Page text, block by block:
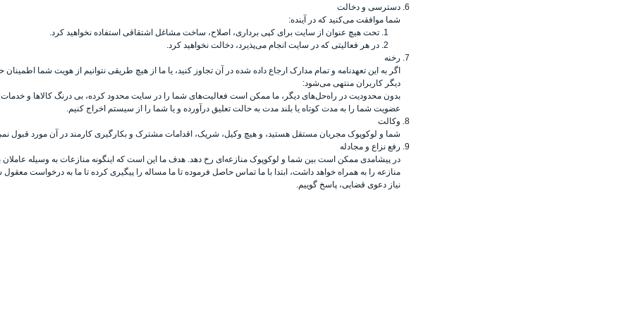
دسترسی و دخالت
شما موافقت می‌کنید که در آینده:
تحت هیچ عنوان از سایت برای کپی برداری، اصلاح، ساخت مشاغل اشتقاقی استفاده نخواهید کرد.
در هر فعالیتی که در سایت انجام می‌پذیرد، دخالت نخواهید کرد.
رخنه
اگر به این تعهدنامه و تمام مدارک ارجاع داده شده در آن تجاوز کنید، یا ما از هیچ طریقی نتوانیم از هویت شما
دیگر کاربران منتهی می‌شود:
بدون محدودیت در راه‌حل‌های دیگر، ما ممکن است فعالیت‌های شما را در سایت محدود کرده، بی درنگ کالاها و
عضویت شما را به مدت کوتاه یا بلند مدت به حالت تعلیق درآورده و یا شما را از سیستم اخراج کنیم.
وکالت
شما و لوکوپوک مجریان مستقل هستید، و هیچ وکیل، شریک، اقدامات مشترک و بکارگیری کارمند در آن مورد قبول
رفع نزاع و مجادله
در پیشامدی ممکن است بین شما و لوکوپوک منازعه‌ای رخ دهد. هدف ما این است که اینگونه منازعات به وسیله
منازعه را به همراه خواهد داشت، ابتدا با ما تماس حاصل فرموده تا ما مساله را پیگیری کرده تا ما به درخواست
نیاز دعوی قضایی، پاسخ گوییم.